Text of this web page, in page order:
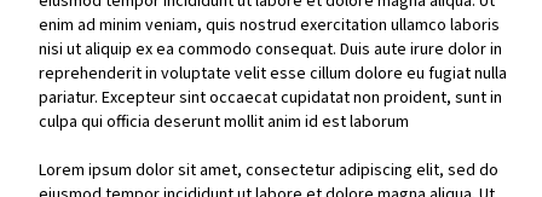
enim ad minim veniam, quis nostrud exercitation ullamco laboris
nisi ut aliquip ex ea commodo consequat. Duis aute irure dolor in
reprehenderit in voluptate velit esse cillum dolore eu fugiat nulla
pariatur. Excepteur sint occaecat cupidatat non proident, sunt in
culpa qui officia deserunt mollit anim id est laborum
Lorem ipsum dolor sit amet, consectetur adipiscing elit, sed do